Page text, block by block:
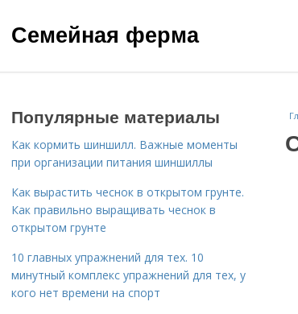
Семейная ферма
Популярные материалы
Как кормить шиншилл. Важные моменты
при организации питания шиншиллы
Как вырастить чеснок в открытом грунте.
Как правильно выращивать чеснок в
открытом грунте
10 главных упражнений для тех. 10
минутный комплекс упражнений для тех, у
кого нет времени на спорт